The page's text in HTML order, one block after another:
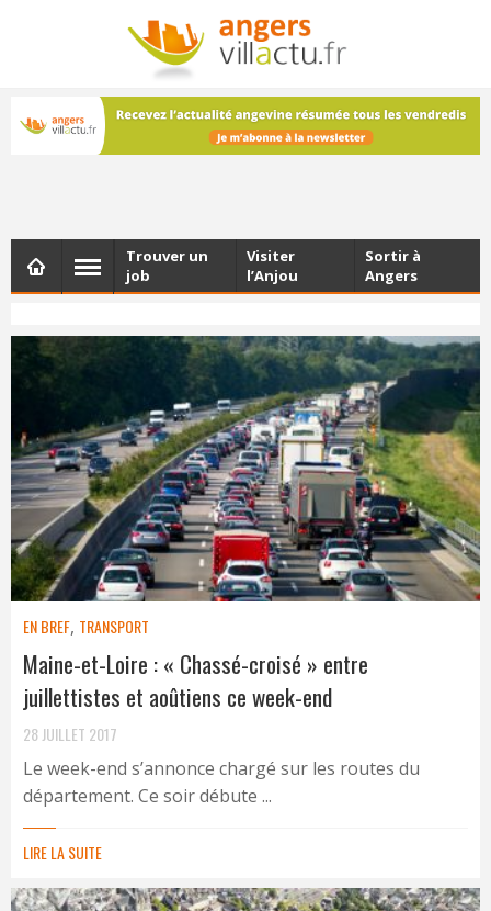
NEWSLETTER
Les dernières actualités d'Angers, chaque vendredi dans
votre boîte e-mail
Trouver un
job
Visiter
l’Anjou
Sortir à
Angers
EN BREF, TRANSPORT
Maine-et-Loire : « Chassé-croisé » entre
juillettistes et aoûtiens ce week-end
28 JUILLET 2017
Le week-end s’annonce chargé sur les routes du
département. Ce soir débute ...
LIRE LA SUITE